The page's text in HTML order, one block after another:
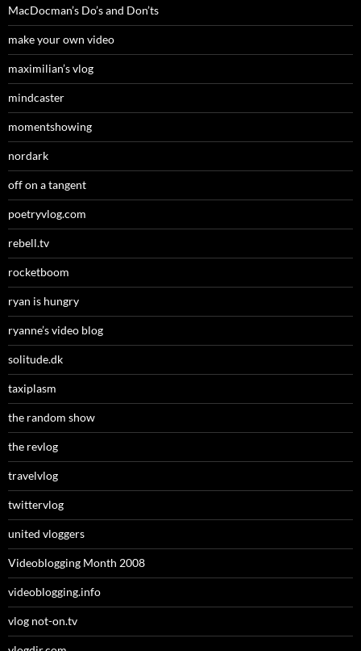
MacDocman’s Do’s and Don’ts
make your own video
maximilian’s vlog
mindcaster
momentshowing
nordark
off on a tangent
poetryvlog.com
rebell.tv
rocketboom
ryan is hungry
ryanne’s video blog
solitude.dk
taxiplasm
the random show
the revlog
travelvlog
twittervlog
united vloggers
Videoblogging Month 2008
videoblogging.info
vlog not-on.tv